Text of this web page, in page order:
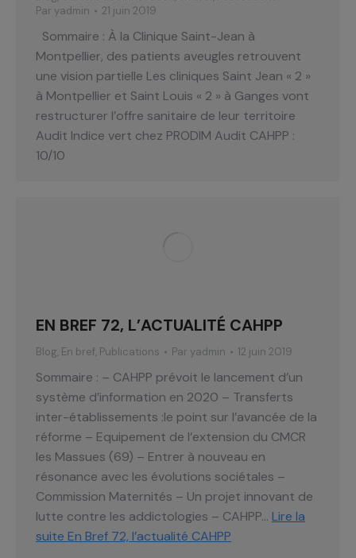
Par yadmin 21 juin 2019
Sommaire : À la Clinique Saint-Jean à
Montpellier, des patients aveugles retrouvent
une vision partielle Les cliniques Saint Jean « 2 »
à Montpellier et Saint Louis « 2 » à Ganges vont
restructurer l’offre sanitaire de leur territoire
Audit Indice vert chez PRODIM Audit CAHPP :
10/10
EN BREF 72, L’ACTUALITÉ CAHPP
Blog, En bref, Publications Par yadmin 12 juin 2019
Sommaire : – CAHPP prévoit le lancement d’un
système d’information en 2020 – Transferts
inter-établissements :le point sur l’avancée de la
réforme – Equipement de l’extension du CMCR
les Massues (69) – Entrer à nouveau en
résonance avec les évolutions sociétales –
Commission Maternités – Un projet innovant de
lutte contre les addictologies – CAHPP… Lire la
suite En Bref 72, l’actualité CAHPP